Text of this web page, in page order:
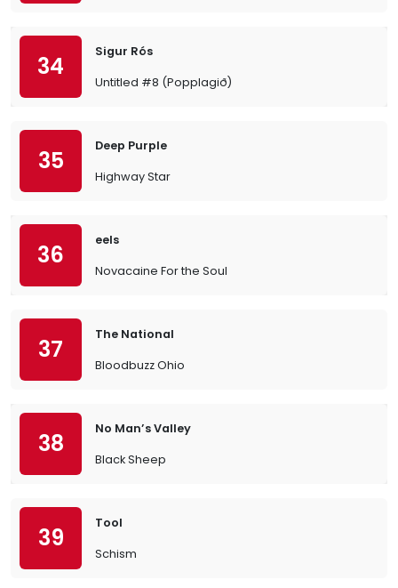
34
Sigur Rós
Untitled #8 (Popplagið)
35
Deep Purple
Highway Star
36
eels
Novacaine For the Soul
37
The National
Bloodbuzz Ohio
38
No Man’s Valley
Black Sheep
39
Tool
Schism